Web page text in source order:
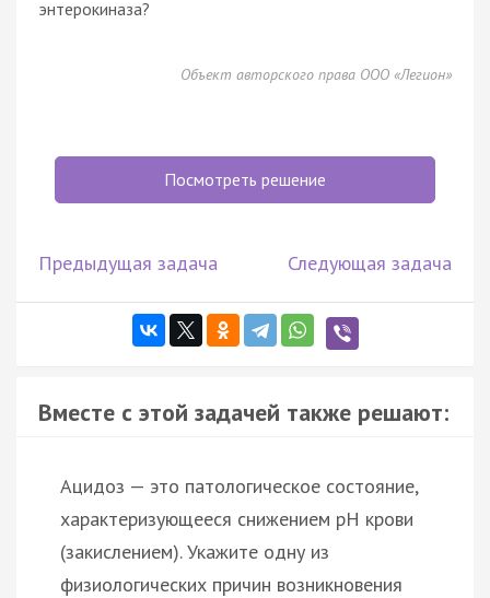
энтерокиназа?
Объект авторского права ООО «Легион»
Посмотреть решение
Предыдущая задача Следующая задача
Вместе с этой задачей также решают:
Ацидоз — это патологическое состояние,
характеризующееся снижением pH крови
(закислением). Укажите одну из
физиологических причин возникновения